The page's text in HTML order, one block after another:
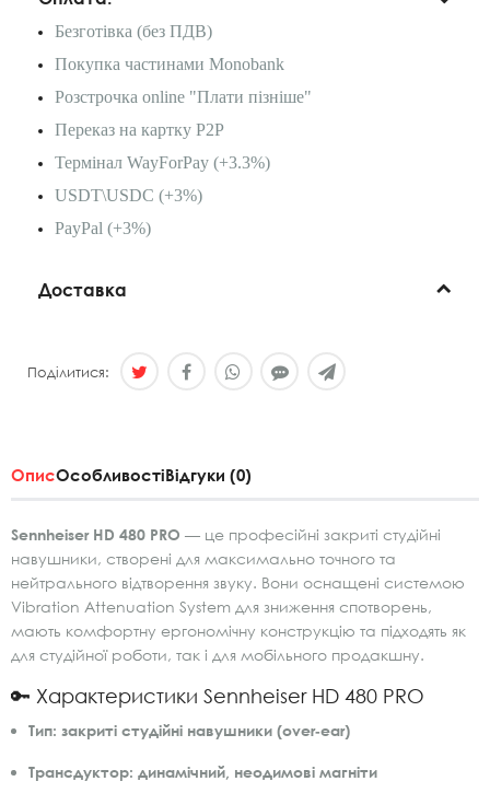
Безготівка (без ПДВ)
Покупка частинами Monobank
Розстрочка online "Плати пізніше"
Переказ на картку P2P
Термінал WayForPay (+3.3%)
USDT\USDC (+3%)
PayPal (+3%)
Доставка
Поділитися:
ОписОсобливостіВідгуки (0)
Sennheiser HD 480 PRO — це професійні закриті студійні
навушники, створені для максимально точного та
нейтрального відтворення звуку. Вони оснащені системою
Vibration Attenuation System для зниження спотворень,
мають комфортну ергономічну конструкцію та підходять як
для студійної роботи, так і для мобільного продакшну.
🔑 Характеристики Sennheiser HD 480 PRO
Тип: закриті студійні навушники (over‑ear)
Трансдуктор: динамічний, неодимові магніти